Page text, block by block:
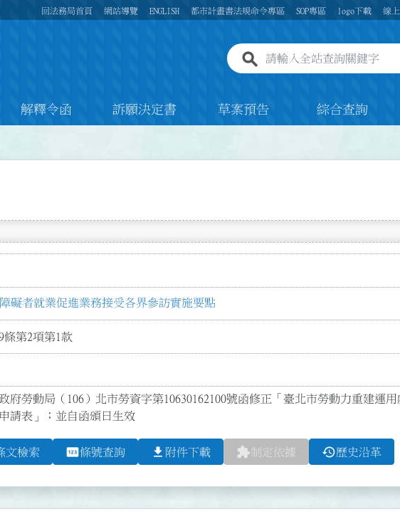
回法務局首頁 網站導覽 ENGLISH 都市計畫書法規命令專區 SOP專區 logo下載 線
全站查詢關鍵字欄位
解釋令函 訴願決定書 草案預告 綜合查詢
礙者就業促進業務接受各界參訪實施要點
條第2項第1款
府勞動局（106）北市勞資字第10630162100號函修正「臺北市勞動力重建運
請表」；並自函頒日生效
文檢索 pin條號查詢 file_download 附件下載 extension制定依據 history歷史沿革